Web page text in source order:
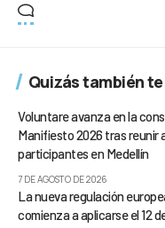
Quizás también
Voluntare avanza en la
Manifiesto 2026 tras reunir
participantes en Medellín
7 DE AGOSTO DE 2026
La nueva regulación
comienza a aplicarse el 12